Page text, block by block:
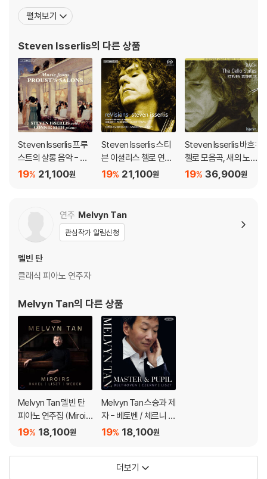
신으로 유명하다. 또한 현대음악과 실내악, 잘츠부르크 페스티벌, 런
던 위그모어 홀의 다양한 페스티벌을 기획하는 등 자신만의 영역을
며, 현존하는 음악가중에 가장 언
펼쳐보기
Steven Isserlis의 다른 상품
Steven Isserlis 프루
스트의 살롱 음악 - 스
티븐 이셜리스 (Music
21,100원
19%
Steven Isserlis 스티
븐 이셜리스 첼로 연주
집 - 블로흐 / 드뷔시 /
21,100원
19%
Steven Isserlis 바흐:
첼로 모음곡, 새의 노래
(Bach: The Cello Sui
36,900원
19%
연주 Melvyn Tan
관심작가 알림신청
멜빈 탄
클래식 피아노 연주자
Melvyn Tan의 다른 상품
Melvyn Tan 멜빈 탄
피아노 연주집 (Miroir
s - Ravel / Liszt / We
18,100원
19%
Melvyn Tan 스승과 제
자 - 베토벤 / 체르니 /
리스트: 피아노 소나타
ster & Pupil - Beeth
oven / Czerny / Lisz
18,100원
19%
더보기